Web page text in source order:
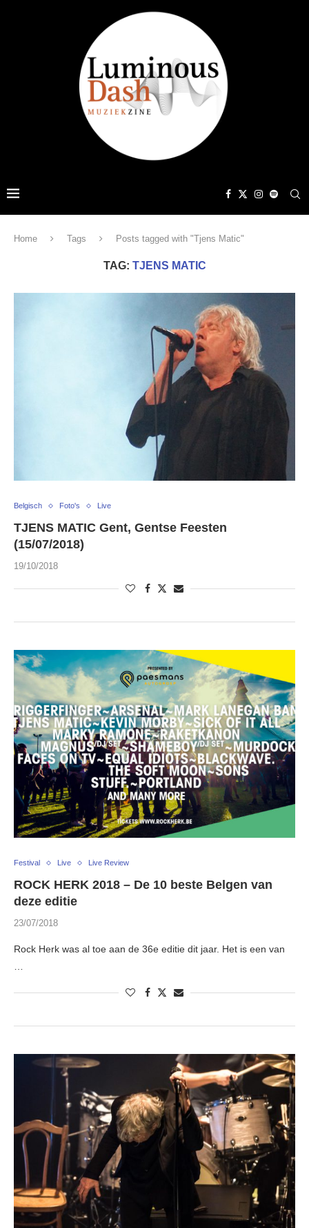
Home Tags Posts tagged with "Tjens Matic"
TAG: TJENS MATIC
Belgisch Foto's Live
TJENS MATIC Gent, Gentse Feesten
(15/07/2018)
19/10/2018
Festival Live Live Review
ROCK HERK 2018 – De 10 beste Belgen van
deze editie
23/07/2018
Rock Herk was al toe aan de 36e editie dit jaar. Het is een van
…